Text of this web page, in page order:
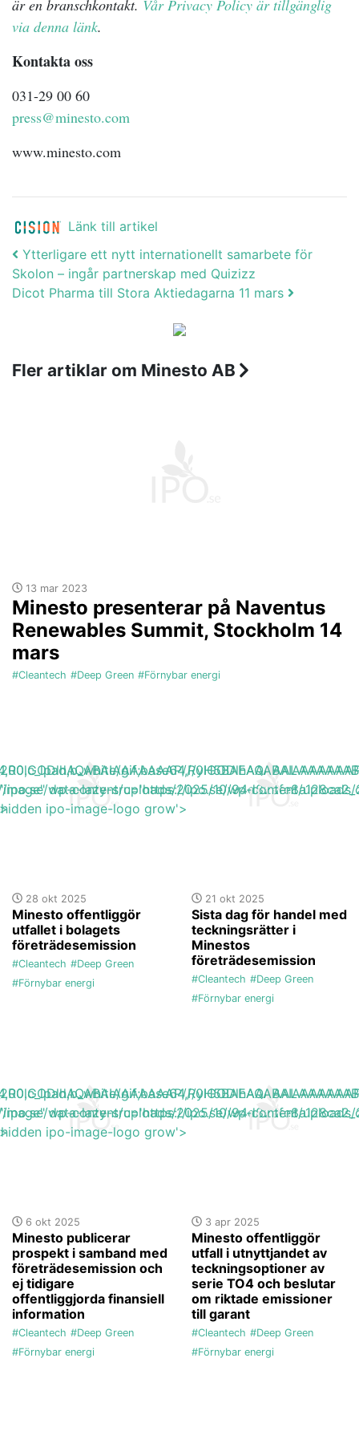
är en branschkontakt. Vår Privacy Policy är tillgänglig
via denna länk.
Kontakta oss
031-29 00 60
press@minesto.com
www.minesto.com
Länk till artikel
Post navigation
Ytterligare ett nytt internationellt samarbete för
Skolon – ingår partnerskap med Quizizz
Dicot Pharma till Stora Aktiedagarna 11 mars
Fler artiklar om Minesto AB
13 mar 2023
Minesto presenterar på Naventus
Renewables Summit, Stockholm 14
mars
#Cleantech #Deep Green #Förnybar energi
wp-content/uploads/2025/10/
28 okt 2025
Minesto offentliggör
utfallet i bolagets
företrädesemission
#Cleantech #Deep Green
#Förnybar energi
data-lazy-src='https://ipo.se/wp-content/uploads/
ipo-image-logo grow'>
21 okt 2025
Sista dag för handel med
teckningsrätter i
Minestos
företrädesemission
#Cleantech #Deep Green
#Förnybar energi
wp-content/uploads/2025/10/
6 okt 2025
Minesto publicerar
prospekt i samband med
företrädesemission och
ej tidigare
offentliggjorda finansiell
information
#Cleantech #Deep Green
#Förnybar energi
data-lazy-src='https://ipo.se/wp-content/
ipo-image-logo grow'>
3 apr 2025
Minesto offentliggör
utfall i utnyttjandet av
teckningsoptioner av
serie TO4 och beslutar
om riktade emissioner
till garant
#Cleantech #Deep Green
#Förnybar energi